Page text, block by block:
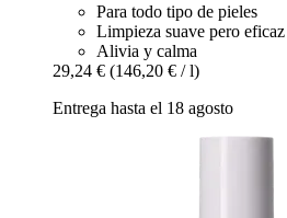
Para todo tipo de pieles
Limpieza suave pero eficaz
Alivia y calma
29,24 € (146,20 € / l)
Entrega hasta el 18 agosto